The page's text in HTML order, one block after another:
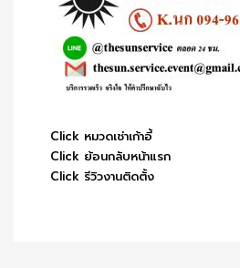
Click หมวดเช่าเก้าอี้
Click ย้อนกลับหน้าแรก
Click รีวิวงานติดตั้ง